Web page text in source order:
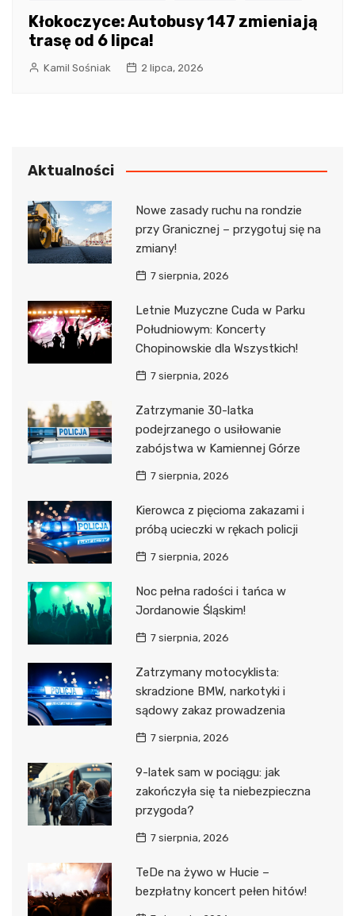
Kłokoczyce: Autobusy 147 zmieniają
trasę od 6 lipca!
Kamil Sośniak 2 lipca, 2026
Aktualności
Nowe zasady ruchu na rondzie
przy Granicznej – przygotuj się na
zmiany!
7 sierpnia, 2026
Letnie Muzyczne Cuda w Parku
Południowym: Koncerty
Chopinowskie dla Wszystkich!
7 sierpnia, 2026
Zatrzymanie 30-latka
podejrzanego o usiłowanie
zabójstwa w Kamiennej Górze
7 sierpnia, 2026
Kierowca z pięcioma zakazami i
próbą ucieczki w rękach policji
7 sierpnia, 2026
Noc pełna radości i tańca w
Jordanowie Śląskim!
7 sierpnia, 2026
Zatrzymany motocyklista:
skradzione BMW, narkotyki i
sądowy zakaz prowadzenia
7 sierpnia, 2026
9-latek sam w pociągu: jak
zakończyła się ta niebezpieczna
przygoda?
7 sierpnia, 2026
TeDe na żywo w Hucie –
bezpłatny koncert pełen hitów!